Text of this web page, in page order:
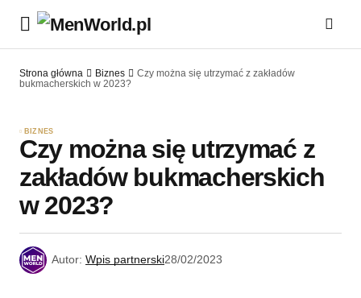
Strona główna Biznes
Czy można się utrzymać z zakładów
bukmacherskich w 2023?
BIZNES
Czy można się utrzymać z
zakładów bukmacherskich
w 2023?
Autor: Wpis partnerski28/02/2023